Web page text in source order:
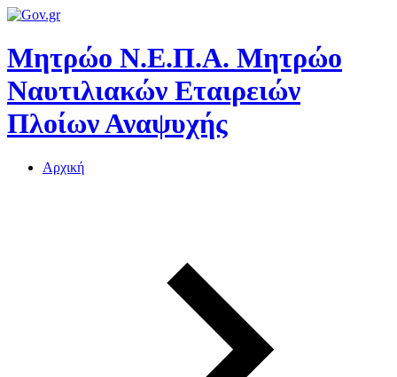
Μητρώο Ν.Ε.Π.Α. Μητρώο
Ναυτιλιακών Εταιρειών
Πλοίων Αναψυχής
Αρχική